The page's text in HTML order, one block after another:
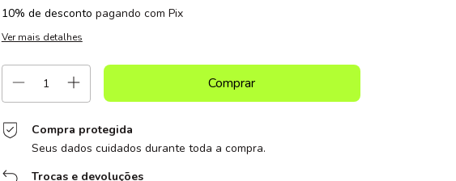
10% de desconto pagando com Pix
Ver mais detalhes
Compra protegida
Seus dados cuidados durante toda a compra.
Trocas e devoluções